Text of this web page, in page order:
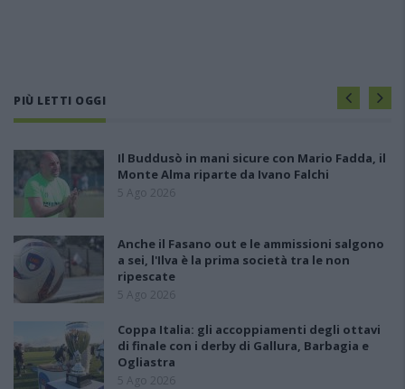
PIÙ LETTI OGGI
Il Buddusò in mani sicure con Mario Fadda, il
Monte Alma riparte da Ivano Falchi
5 Ago 2026
Anche il Fasano out e le ammissioni salgono
a sei, l'Ilva è la prima società tra le non
ripescate
5 Ago 2026
Coppa Italia: gli accoppiamenti degli ottavi
di finale con i derby di Gallura, Barbagia e
Ogliastra
5 Ago 2026